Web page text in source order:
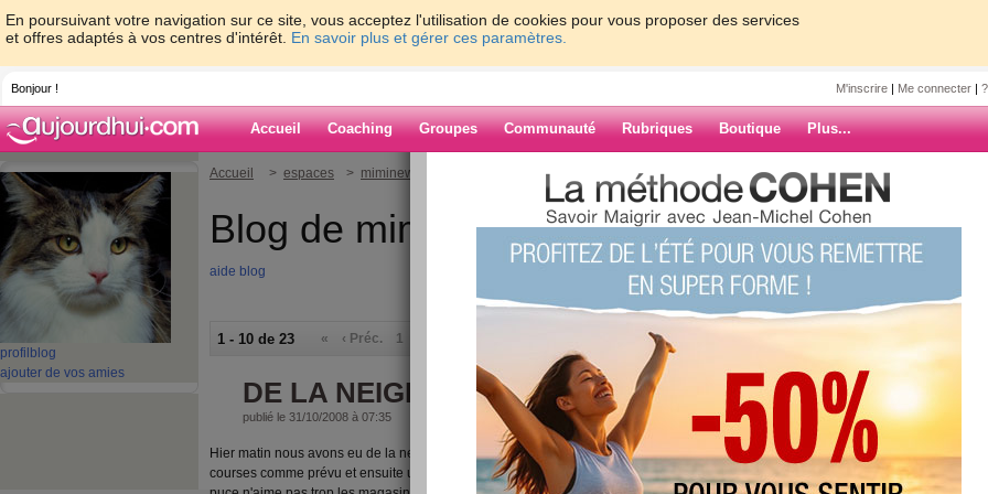
En poursuivant votre navigation sur ce site, vous acceptez l'utilisation de cookies pour vous proposer des services
et offres adaptés à vos centres d'intérêt. En savoir plus et gérer ces paramètres.
Bonjour ! M'inscrire | Me connecter |
Accueil Coaching Groupes Communauté Rubriques Boutique Plus...
profil blog
ajouter de vos amies
Accueil > espaces > miminew
Blog de miminew
aide blog
1 - 10 de 23 « ‹ Préc. 1
DE LA NEIGE
publié le 31/10/2008 à 07:35
Hier matin nous avons eu de la neige, alors avec ma fille nous avons fait les
courses comme prévu et ensuite un seul magasin de fringue. J'avais froid, et ma
ARCHIVES